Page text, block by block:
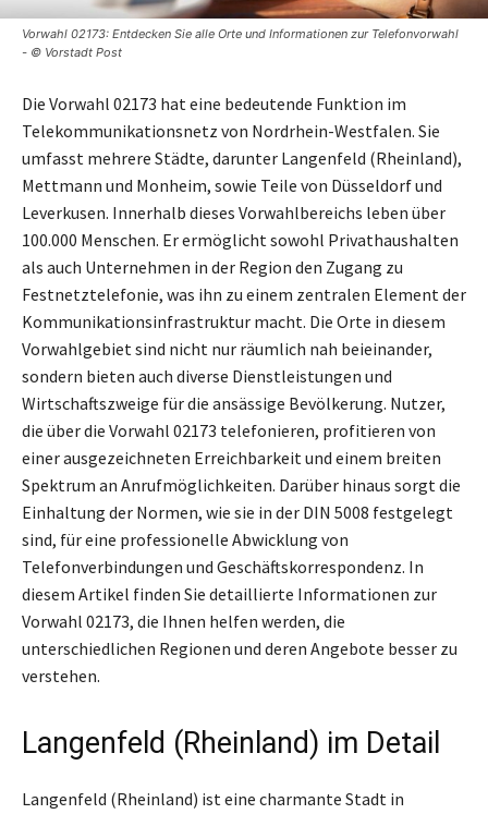
Vorwahl 02173: Entdecken Sie alle Orte und Informationen zur Telefonvorwahl
- © Vorstadt Post
Die Vorwahl 02173 hat eine bedeutende Funktion im
Telekommunikationsnetz von Nordrhein-Westfalen. Sie
umfasst mehrere Städte, darunter Langenfeld (Rheinland),
Mettmann und Monheim, sowie Teile von Düsseldorf und
Leverkusen. Innerhalb dieses Vorwahlbereichs leben über
100.000 Menschen. Er ermöglicht sowohl Privathaushalten
als auch Unternehmen in der Region den Zugang zu
Festnetztelefonie, was ihn zu einem zentralen Element der
Kommunikationsinfrastruktur macht. Die Orte in diesem
Vorwahlgebiet sind nicht nur räumlich nah beieinander,
sondern bieten auch diverse Dienstleistungen und
Wirtschaftszweige für die ansässige Bevölkerung. Nutzer,
die über die Vorwahl 02173 telefonieren, profitieren von
einer ausgezeichneten Erreichbarkeit und einem breiten
Spektrum an Anrufmöglichkeiten. Darüber hinaus sorgt die
Einhaltung der Normen, wie sie in der DIN 5008 festgelegt
sind, für eine professionelle Abwicklung von
Telefonverbindungen und Geschäftskorrespondenz. In
diesem Artikel finden Sie detaillierte Informationen zur
Vorwahl 02173, die Ihnen helfen werden, die
unterschiedlichen Regionen und deren Angebote besser zu
verstehen.
Langenfeld (Rheinland) im Detail
Langenfeld (Rheinland) ist eine charmante Stadt in